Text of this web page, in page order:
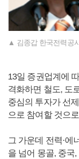
▲ 김종갑 한국전력공
13일 증권업계에
격화하면 철도, 도
중심의 투자가 선
으로 참여할 것으
그 가운데 전력·에
을 넘어 몽골, 중국